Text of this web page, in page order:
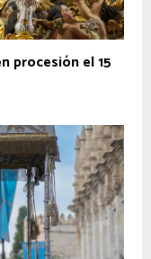
procesión el 15